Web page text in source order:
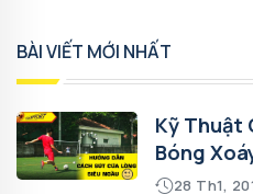
BÀI VIẾT MỚI NHẤT
Kỹ Thuật
Bóng
28 Th1,